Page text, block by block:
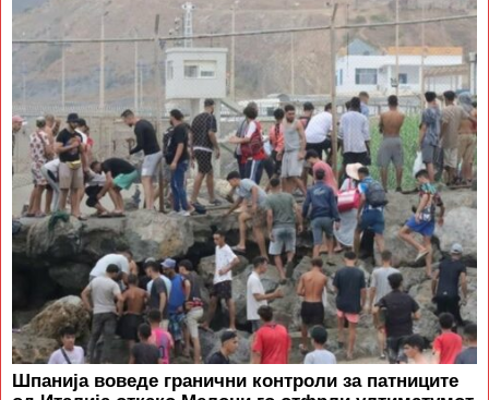
Шпанија воведе гранични контроли за патниците